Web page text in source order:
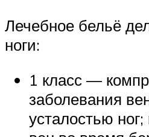
Лечебное бельё
ноги:
1 класс —
заболевания
усталостью